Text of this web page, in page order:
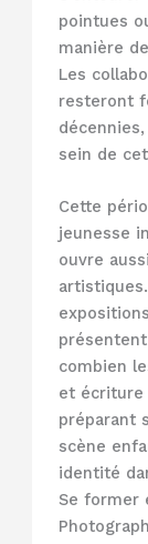
pointues
manière
Les
resteront
sein de
Cette
jeunesse
ouvre
combien
et écriture
préparant
scène
identité
Se former